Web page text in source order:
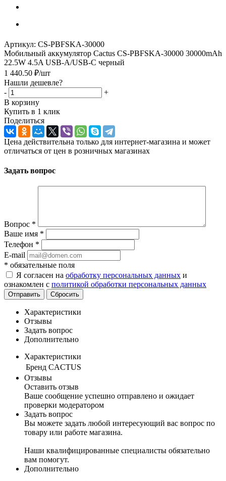
Артикул: CS-PBFSKA-30000
Мобильный аккумулятор Cactus CS-PBFSKA-30000 30000mAh
22.5W 4.5A USB-A/USB-C черный
1 440.50 ₽/шт
Нашли дешевле?
-
+
В корзину
Купить в 1 клик
Поделиться
Цена действительна только для интернет-магазина и может
отличаться от цен в розничных магазинах
Задать вопрос
Вопрос *
Ваше имя *
Телефон *
E-mail
* обязательные поля
Я согласен на обработку персональных данных и
ознакомлен с политикой обработки персональных данных
Отправить Сбросить
Характеристики
Отзывы
Задать вопрос
Дополнительно
Характеристики
Бренд CACTUS
Отзывы
Оставить отзыв
Ваше сообщение успешно отправлено и ожидает
проверки модератором
Задать вопрос
Вы можете задать любой интересующий вас вопрос по
товару или работе магазина.
Наши квалифицированные специалисты обязательно
вам помогут.
Дополнительно